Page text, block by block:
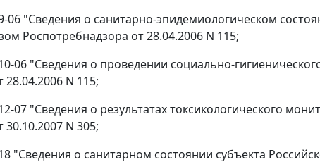
06 "Сведения о санитарно-эпидемиологическом
Роспотребнадзора от 28.04.2006 N 115;
06 "Сведения о проведении социально-
N 115;
07 "Сведения о результатах токсикологического
N 305;
"Сведения о санитарном состоянии субъекта